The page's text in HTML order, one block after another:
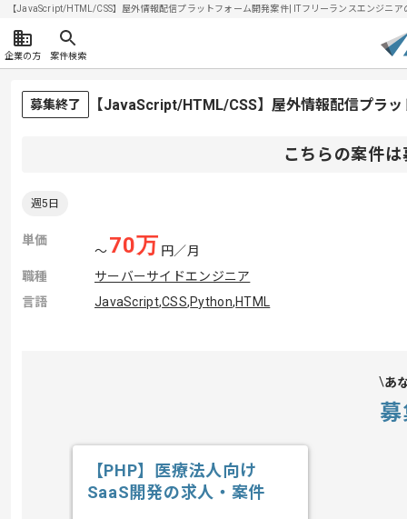
【JavaScript/HTML/CSS】屋外情報配信プラットフォーム開発案件| ITフリーランスエンジニ
企業の方 案件検索
募集終了 【JavaScript/HTML/CSS】屋外情報配信プラ
こちらの案件
週5日
単価
〜70万 円／月
職種
サーバーサイドエンジニア
言語
JavaScript,CSS,Python,HTML
あ
【PHP】医療法人向け
SaaS開発の求人・案件